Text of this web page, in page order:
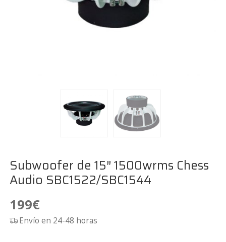
Subwoofer de 15″ 1500wrms Chess
Audio SBC1522/SBC1544
199€
Envío en 24-48 horas